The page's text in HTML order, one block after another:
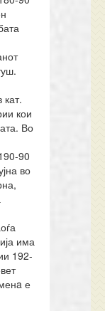
кат.
кои
Во
90
во
има
192-
е